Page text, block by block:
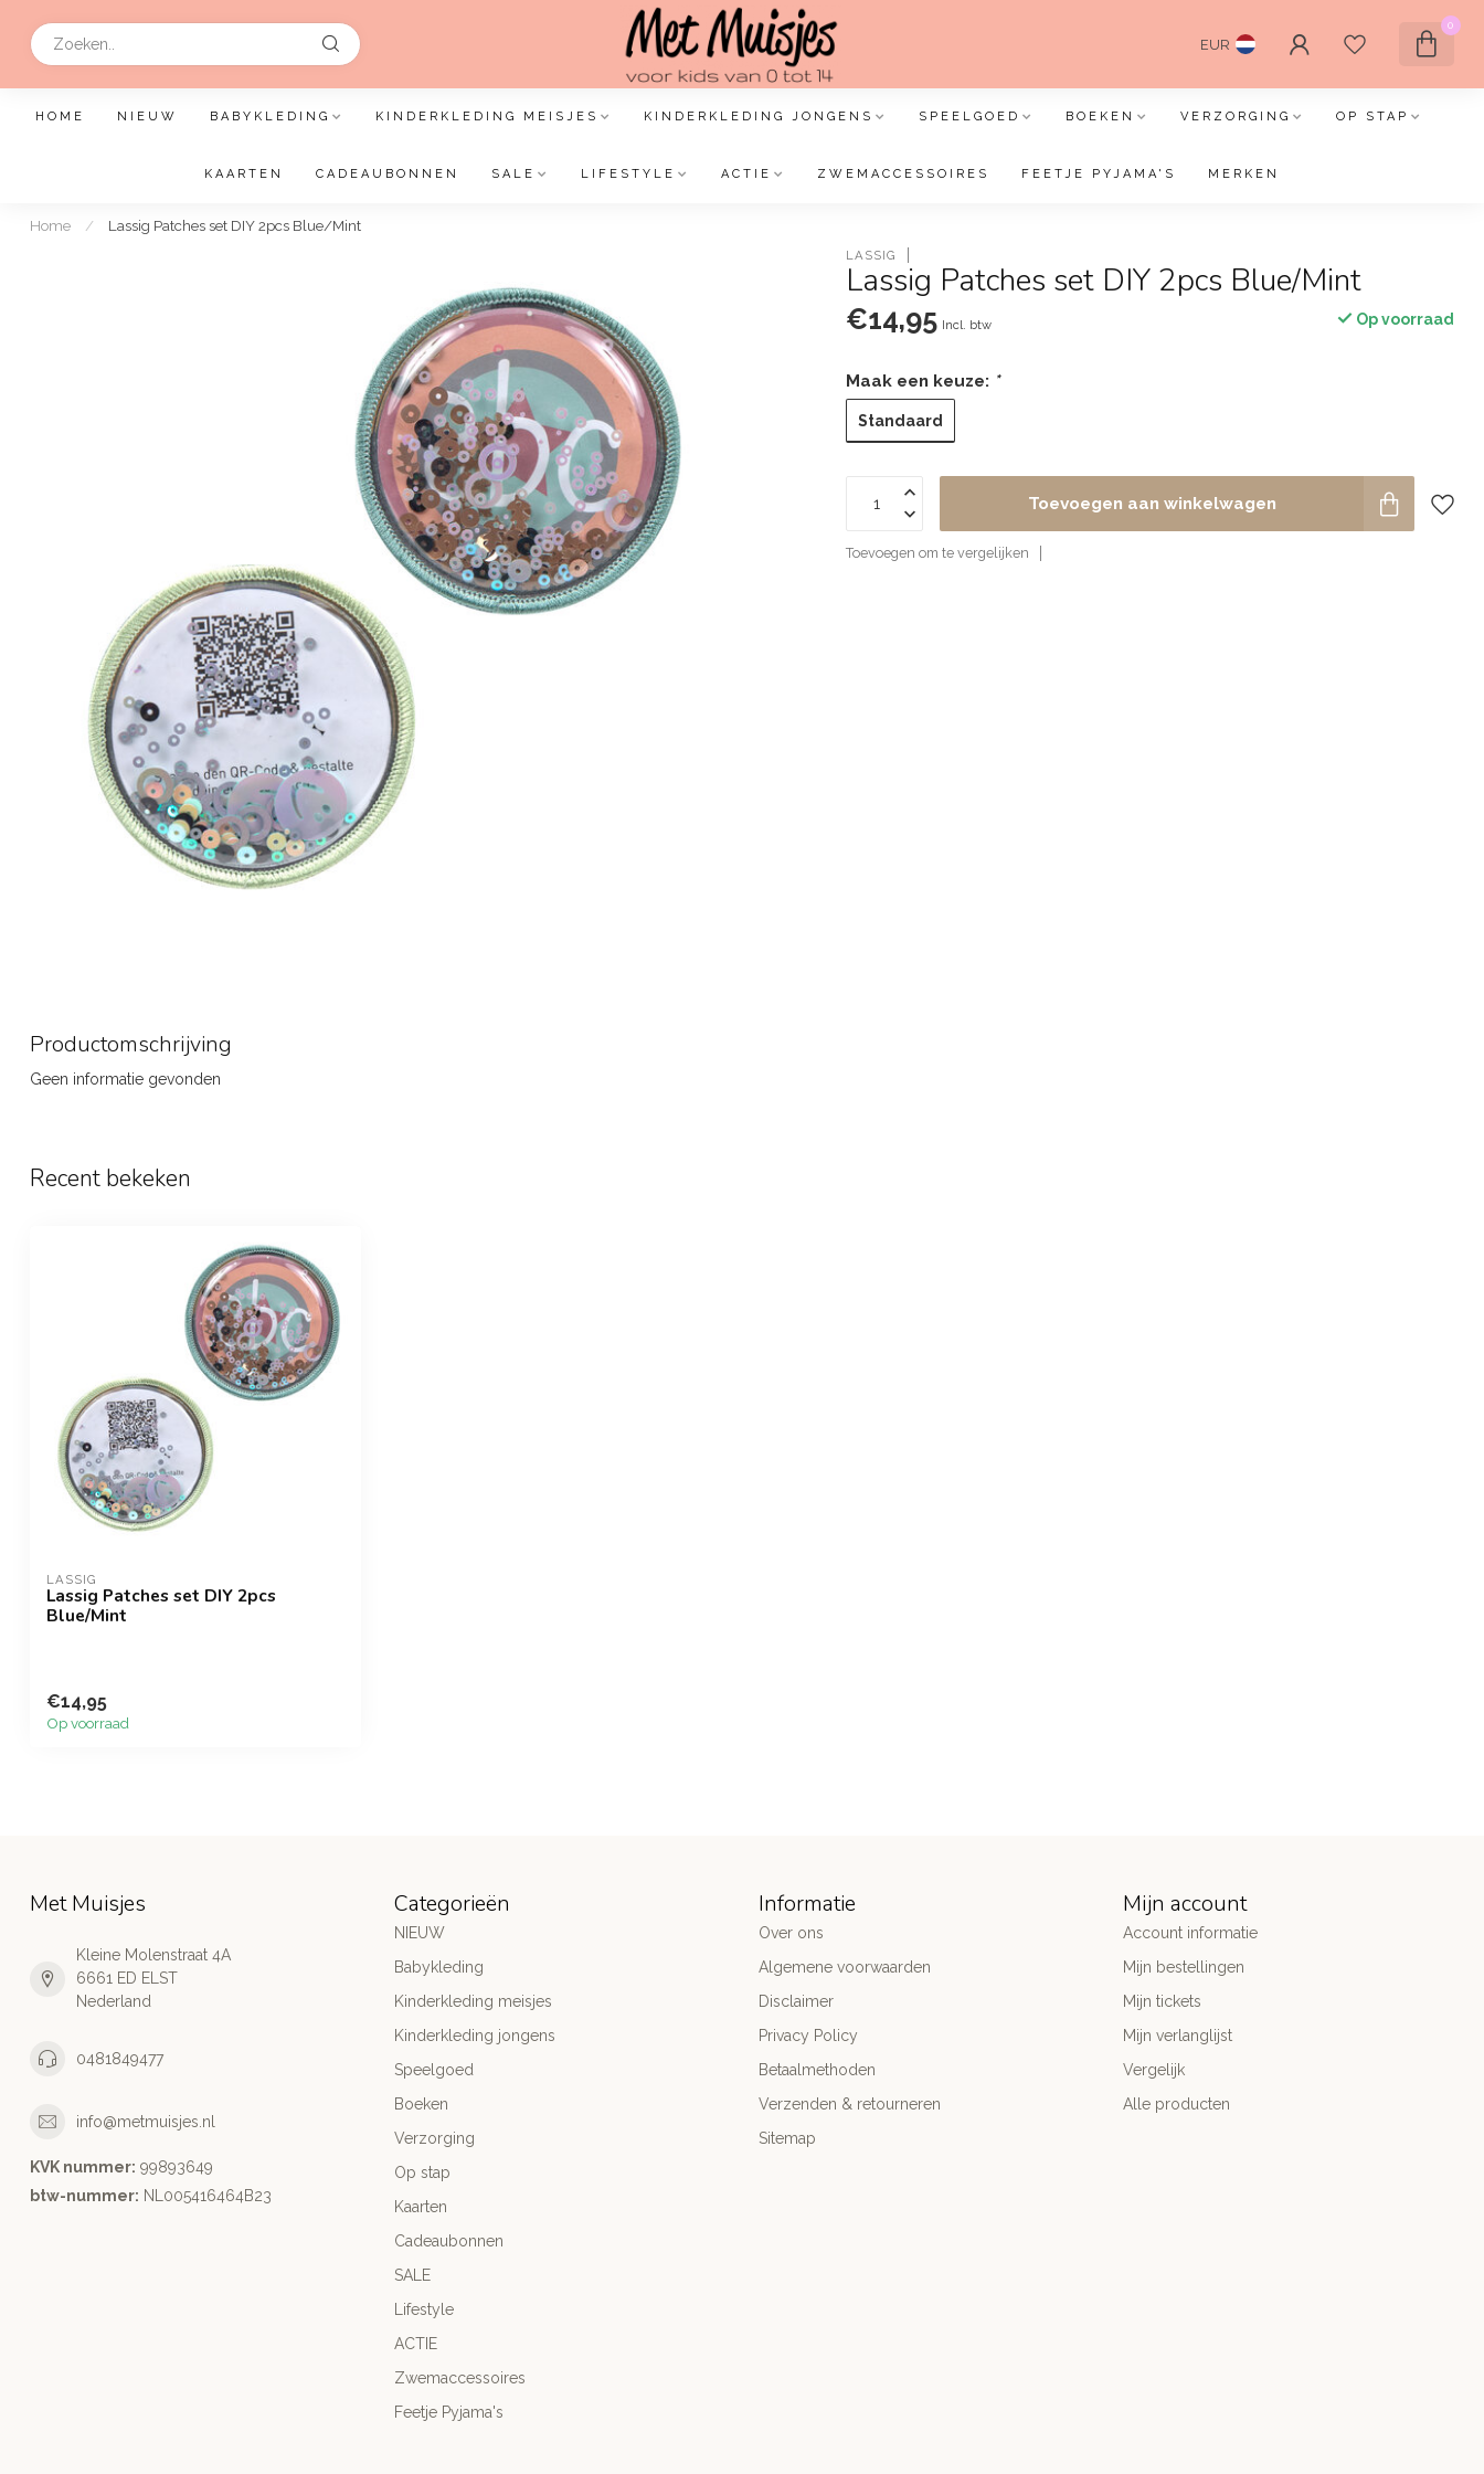
EUR
0
HOME NIEUW BABYKLEDING KINDERKLEDING MEISJES KINDERKLEDING JONGENS SPEELGOED BOEKEN VERZORGING OP STAP
KAARTEN CADEAUBONNEN SALE LIFESTYLE ACTIE ZWEMACCESSOIRES FEETJE PYJAMA'S MERKEN
Home / Lassig Patches set DIY 2pcs Blue/Mint
LASSIG
Lassig Patches set DIY 2pcs Blue/Mint
€14,95 Incl. btw Op voorraad
Maak een keuze: *
Standaard
Toevoegen aan winkelwagen
Toevoegen om te vergelijken
Productomschrijving
Geen informatie gevonden
Recent bekeken
LASSIG
Lassig Patches set DIY 2pcs
Blue/Mint
€14,95
Op voorraad
Met Muisjes
Kleine Molenstraat 4A
6661 ED ELST
Nederland
0481849477
info@metmuisjes.nl
KVK nummer: 99893649
btw-nummer: NL005416464B23
Categorieën
NIEUW
Babykleding
Kinderkleding meisjes
Kinderkleding jongens
Speelgoed
Boeken
Verzorging
Op stap
Kaarten
Cadeaubonnen
SALE
Lifestyle
ACTIE
Zwemaccessoires
Feetje Pyjama's
Informatie
Over ons
Algemene voorwaarden
Disclaimer
Privacy Policy
Betaalmethoden
Verzenden & retourneren
Sitemap
Mijn account
Account informatie
Mijn bestellingen
Mijn tickets
Mijn verlanglijst
Vergelijk
Alle producten